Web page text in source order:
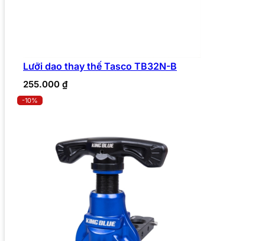
Lưỡi dao thay thế Tasco TB32N-B
255.000 ₫
-10%